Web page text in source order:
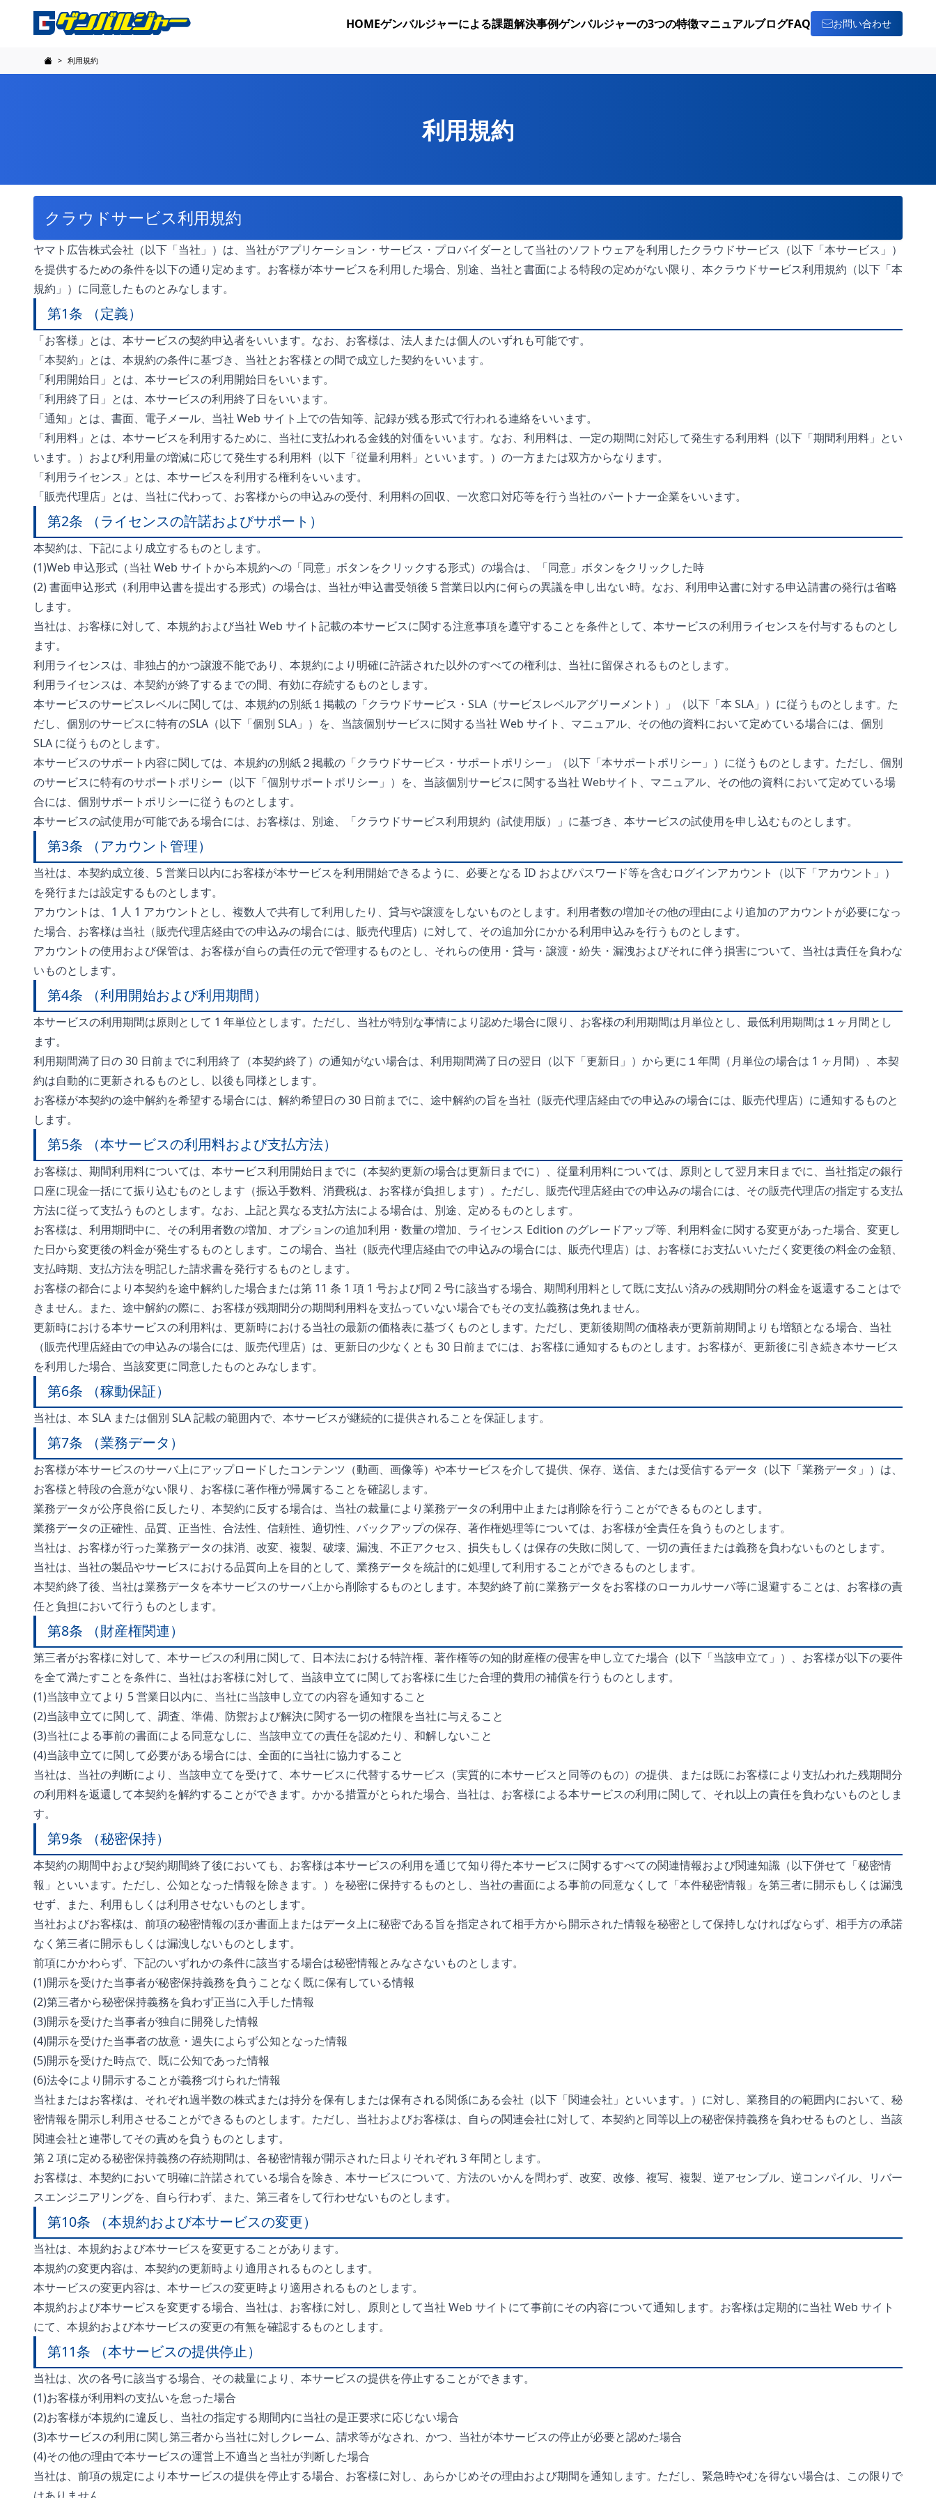
HOMEゲンバルジャーによる課題解決事例ゲンバルジャーの3つの特徴マニュアルブログFAQ お問い合わせ
> 利用規約
利用規約
クラウドサービス利用規約
ヤマト広告株式会社（以下「当社」）は、当社がアプリケーション・サービス・プロバイダーとして当社のソフトウェアを利用したクラウドサービス（以下「本サービス」）
を提供するための条件を以下の通り定めます。お客様が本サービスを利用した場合、別途、当社と書面による特段の定めがない限り、本クラウドサービス利用規約（以下「本
規約」）に同意したものとみなします。
第1条 （定義）
「お客様」とは、本サービスの契約申込者をいいます。なお、お客様は、法人または個人のいずれも可能です。
「本契約」とは、本規約の条件に基づき、当社とお客様との間で成立した契約をいいます。
「利用開始日」とは、本サービスの利用開始日をいいます。
「利用終了日」とは、本サービスの利用終了日をいいます。
「通知」とは、書面、電子メール、当社 Web サイト上での告知等、記録が残る形式で行われる連絡をいいます。
「利用料」とは、本サービスを利用するために、当社に支払われる金銭的対価をいいます。なお、利用料は、一定の期間に対応して発生する利用料（以下「期間利用料」とい
います。）および利用量の増減に応じて発生する利用料（以下「従量利用料」といいます。）の一方または双方からなります。
「利用ライセンス」とは、本サービスを利用する権利をいいます。
「販売代理店」とは、当社に代わって、お客様からの申込みの受付、利用料の回収、一次窓口対応等を行う当社のパートナー企業をいいます。
第2条 （ライセンスの許諾およびサポート）
本契約は、下記により成立するものとします。
(1)Web 申込形式（当社 Web サイトから本規約への「同意」ボタンをクリックする形式）の場合は、「同意」ボタンをクリックした時
(2) 書面申込形式（利用申込書を提出する形式）の場合は、当社が申込書受領後 5 営業日以内に何らの異議を申し出ない時。なお、利用申込書に対する申込請書の発行は省略
します。
当社は、お客様に対して、本規約および当社 Web サイト記載の本サービスに関する注意事項を遵守することを条件として、本サービスの利用ライセンスを付与するものとし
ます。
利用ライセンスは、非独占的かつ譲渡不能であり、本規約により明確に許諾された以外のすべての権利は、当社に留保されるものとします。
利用ライセンスは、本契約が終了するまでの間、有効に存続するものとします。
本サービスのサービスレベルに関しては、本規約の別紙１掲載の「クラウドサービス・SLA（サービスレベルアグリーメント）」（以下「本 SLA」）に従うものとします。た
だし、個別のサービスに特有のSLA（以下「個別 SLA」）を、当該個別サービスに関する当社 Web サイト、マニュアル、その他の資料において定めている場合には、個別
SLA に従うものとします。
本サービスのサポート内容に関しては、本規約の別紙２掲載の「クラウドサービス・サポートポリシー」（以下「本サポートポリシー」）に従うものとします。ただし、個別
のサービスに特有のサポートポリシー（以下「個別サポートポリシー」）を、当該個別サービスに関する当社 Webサイト、マニュアル、その他の資料において定めている場
合には、個別サポートポリシーに従うものとします。
本サービスの試使用が可能である場合には、お客様は、別途、「クラウドサービス利用規約（試使用版）」に基づき、本サービスの試使用を申し込むものとします。
第3条 （アカウント管理）
当社は、本契約成立後、5 営業日以内にお客様が本サービスを利用開始できるように、必要となる ID およびパスワード等を含むログインアカウント（以下「アカウント」）
を発行または設定するものとします。
アカウントは、1 人 1 アカウントとし、複数人で共有して利用したり、貸与や譲渡をしないものとします。利用者数の増加その他の理由により追加のアカウントが必要になっ
た場合、お客様は当社（販売代理店経由での申込みの場合には、販売代理店）に対して、その追加分にかかる利用申込みを行うものとします。
アカウントの使用および保管は、お客様が自らの責任の元で管理するものとし、それらの使用・貸与・譲渡・紛失・漏洩およびそれに伴う損害について、当社は責任を負わな
いものとします。
第4条 （利用開始および利用期間）
本サービスの利用期間は原則として 1 年単位とします。ただし、当社が特別な事情により認めた場合に限り、お客様の利用期間は月単位とし、最低利用期間は１ヶ月間とし
ます。
利用期間満了日の 30 日前までに利用終了（本契約終了）の通知がない場合は、利用期間満了日の翌日（以下「更新日」）から更に１年間（月単位の場合は 1 ヶ月間）、本契
約は自動的に更新されるものとし、以後も同様とします。
お客様が本契約の途中解約を希望する場合には、解約希望日の 30 日前までに、途中解約の旨を当社（販売代理店経由での申込みの場合には、販売代理店）に通知するものと
します。
第5条 （本サービスの利用料および支払方法）
お客様は、期間利用料については、本サービス利用開始日までに（本契約更新の場合は更新日までに）、従量利用料については、原則として翌月末日までに、当社指定の銀行
口座に現金一括にて振り込むものとします（振込手数料、消費税は、お客様が負担します）。ただし、販売代理店経由での申込みの場合には、その販売代理店の指定する支払
方法に従って支払うものとします。なお、上記と異なる支払方法による場合は、別途、定めるものとします。
お客様は、利用期間中に、その利用者数の増加、オプションの追加利用・数量の増加、ライセンス Edition のグレードアップ等、利用料金に関する変更があった場合、変更し
た日から変更後の料金が発生するものとします。この場合、当社（販売代理店経由での申込みの場合には、販売代理店）は、お客様にお支払いいただく変更後の料金の金額、
支払時期、支払方法を明記した請求書を発行するものとします。
お客様の都合により本契約を途中解約した場合または第 11 条 1 項 1 号および同 2 号に該当する場合、期間利用料として既に支払い済みの残期間分の料金を返還することはで
きません。また、途中解約の際に、お客様が残期間分の期間利用料を支払っていない場合でもその支払義務は免れません。
更新時における本サービスの利用料は、更新時における当社の最新の価格表に基づくものとします。ただし、更新後期間の価格表が更新前期間よりも増額となる場合、当社
（販売代理店経由での申込みの場合には、販売代理店）は、更新日の少なくとも 30 日前までには、お客様に通知するものとします。お客様が、更新後に引き続き本サービス
を利用した場合、当該変更に同意したものとみなします。
第6条 （稼動保証）
当社は、本 SLA または個別 SLA 記載の範囲内で、本サービスが継続的に提供されることを保証します。
第7条 （業務データ）
お客様が本サービスのサーバ上にアップロードしたコンテンツ（動画、画像等）や本サービスを介して提供、保存、送信、または受信するデータ（以下「業務データ」）は、
お客様と特段の合意がない限り、お客様に著作権が帰属することを確認します。
業務データが公序良俗に反したり、本契約に反する場合は、当社の裁量により業務データの利用中止または削除を行うことができるものとします。
業務データの正確性、品質、正当性、合法性、信頼性、適切性、バックアップの保存、著作権処理等については、お客様が全責任を負うものとします。
当社は、お客様が行った業務データの抹消、改変、複製、破壊、漏洩、不正アクセス、損失もしくは保存の失敗に関して、一切の責任または義務を負わないものとします。
当社は、当社の製品やサービスにおける品質向上を目的として、業務データを統計的に処理して利用することができるものとします。
本契約終了後、当社は業務データを本サービスのサーバ上から削除するものとします。本契約終了前に業務データをお客様のローカルサーバ等に退避することは、お客様の責
任と負担において行うものとします。
第8条 （財産権関連）
第三者がお客様に対して、本サービスの利用に関して、日本法における特許権、著作権等の知的財産権の侵害を申し立てた場合（以下「当該申立て」）、お客様が以下の要件
を全て満たすことを条件に、当社はお客様に対して、当該申立てに関してお客様に生じた合理的費用の補償を行うものとします。
(1)当該申立てより 5 営業日以内に、当社に当該申し立ての内容を通知すること
(2)当該申立てに関して、調査、準備、防禦および解決に関する一切の権限を当社に与えること
(3)当社による事前の書面による同意なしに、当該申立ての責任を認めたり、和解しないこと
(4)当該申立てに関して必要がある場合には、全面的に当社に協力すること
当社は、当社の判断により、当該申立てを受けて、本サービスに代替するサービス（実質的に本サービスと同等のもの）の提供、または既にお客様により支払われた残期間分
の利用料を返還して本契約を解約することができます。かかる措置がとられた場合、当社は、お客様による本サービスの利用に関して、それ以上の責任を負わないものとしま
す。
第9条 （秘密保持）
本契約の期間中および契約期間終了後においても、お客様は本サービスの利用を通じて知り得た本サービスに関するすべての関連情報および関連知識（以下併せて「秘密情
報」といいます。ただし、公知となった情報を除きます。）を秘密に保持するものとし、当社の書面による事前の同意なくして「本件秘密情報」を第三者に開示もしくは漏洩
せず、また、利用もしくは利用させないものとします。
当社およびお客様は、前項の秘密情報のほか書面上またはデータ上に秘密である旨を指定されて相手方から開示された情報を秘密として保持しなければならず、相手方の承諾
なく第三者に開示もしくは漏洩しないものとします。
前項にかかわらず、下記のいずれかの条件に該当する場合は秘密情報とみなさないものとします。
(1)開示を受けた当事者が秘密保持義務を負うことなく既に保有している情報
(2)第三者から秘密保持義務を負わず正当に入手した情報
(3)開示を受けた当事者が独自に開発した情報
(4)開示を受けた当事者の故意・過失によらず公知となった情報
(5)開示を受けた時点で、既に公知であった情報
(6)法令により開示することが義務づけられた情報
当社またはお客様は、それぞれ過半数の株式または持分を保有しまたは保有される関係にある会社（以下「関連会社」といいます。）に対し、業務目的の範囲内において、秘
密情報を開示し利用させることができるものとします。ただし、当社およびお客様は、自らの関連会社に対して、本契約と同等以上の秘密保持義務を負わせるものとし、当該
関連会社と連帯してその責めを負うものとします。
第 2 項に定める秘密保持義務の存続期間は、各秘密情報が開示された日よりそれぞれ 3 年間とします。
お客様は、本契約において明確に許諾されている場合を除き、本サービスについて、方法のいかんを問わず、改変、改修、複写、複製、逆アセンブル、逆コンパイル、リバー
スエンジニアリングを、自ら行わず、また、第三者をして行わせないものとします。
第10条 （本規約および本サービスの変更）
当社は、本規約および本サービスを変更することがあります。
本規約の変更内容は、本契約の更新時より適用されるものとします。
本サービスの変更内容は、本サービスの変更時より適用されるものとします。
本規約および本サービスを変更する場合、当社は、お客様に対し、原則として当社 Web サイトにて事前にその内容について通知します。お客様は定期的に当社 Web サイト
にて、本規約および本サービスの変更の有無を確認するものとします。
第11条 （本サービスの提供停止）
当社は、次の各号に該当する場合、その裁量により、本サービスの提供を停止することができます。
(1)お客様が利用料の支払いを怠った場合
(2)お客様が本規約に違反し、当社の指定する期間内に当社の是正要求に応じない場合
(3)本サービスの利用に関し第三者から当社に対しクレーム、請求等がなされ、かつ、当社が本サービスの停止が必要と認めた場合
(4)その他の理由で本サービスの運営上不適当と当社が判断した場合
当社は、前項の規定により本サービスの提供を停止する場合、お客様に対し、あらかじめその理由および期間を通知します。ただし、緊急時やむを得ない場合は、この限りで